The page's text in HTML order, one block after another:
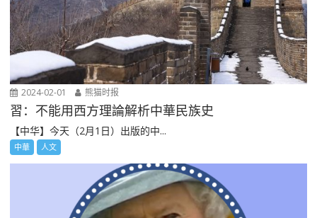
2024-02-01 熊猫时报
習：不能用西方理論解析中華民族史
【中华】今天（2月1日）出版的中...
中華 人文